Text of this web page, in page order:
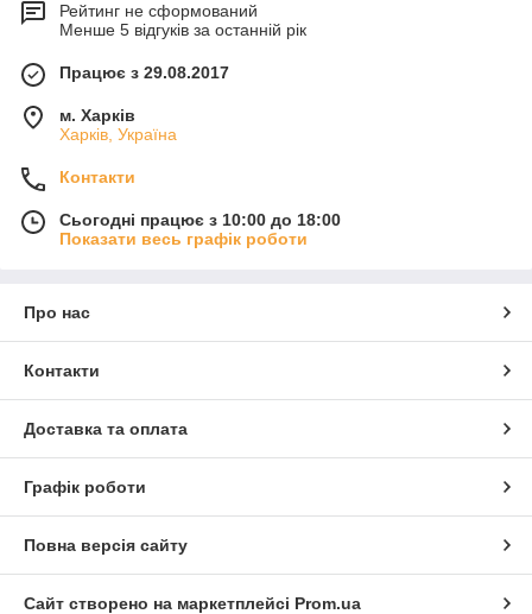
Рейтинг не сформований
Менше 5 відгуків за останній рік
Працює з 29.08.2017
м. Харків
Харків, Україна
Контакти
Сьогодні працює з 10:00 до 18:00
Показати весь графік роботи
Про нас
Контакти
Доставка та оплата
Графік роботи
Повна версія сайту
Сайт створено на маркетплейсі Prom.ua